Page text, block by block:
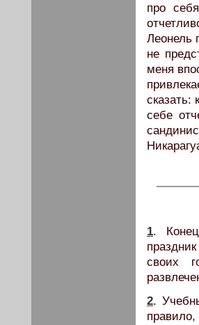
про
Леонель
не
меня
сказать:
себе
1.
своих
2.